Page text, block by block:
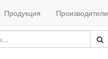
Продукция Производители